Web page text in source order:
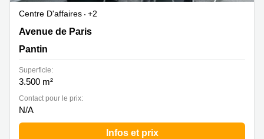
Centre D'affaires
+2
avenue de Paris, Pantin
Avenue de Paris
Pantin
Superficie:
3.500 m²
Contact pour le prix:
N/A
Infos et prix